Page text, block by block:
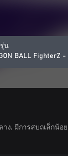
น
BALL FighterZ
ง, มีการสบถเล็กน้อย